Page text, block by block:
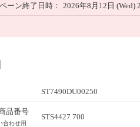
ーン終了日時 2026年8月12日 (Wed)
ST7490DU00250
品番号
合わせ用
STS4427 700